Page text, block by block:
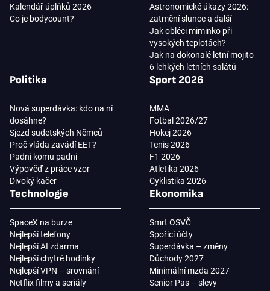
Kalendář úplňků 2026
Co je bodycount?
Astronomické úkazy 2026:
zatmění slunce a další
Jak obléci miminko při
vysokých teplotách?
Jak na dokonalé letní mojito
6 lehkých letních salátů
Politika
Nová superdávka: kdo na ní
dosáhne?
Sjezd sudetských Němců
Proč vláda zavádí EET?
Padni komu padni
Výpověď z práce vzor
Divoký kačer
Sport 2026
MMA
Fotbal 2026/27
Hokej 2026
Tenis 2026
F1 2026
Atletika 2026
Cyklistika 2026
Technologie
SpaceX na burze
Nejlepší telefony
Nejlepší AI zdarma
Nejlepší chytré hodinky
Nejlepší VPN – srovnání
Netflix filmy a seriály
Ekonomika
Smrt OSVČ
Spořicí účty
Superdávka – změny
Důchody 2027
Minimální mzda 2027
Senior Pas – slevy